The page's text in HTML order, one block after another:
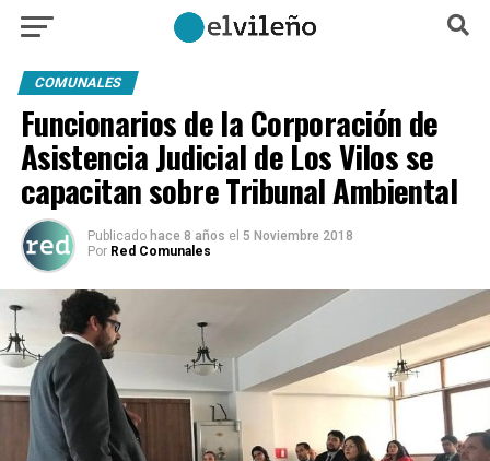
COMUNALES
Funcionarios de la Corporación de
Asistencia Judicial de Los Vilos se
capacitan sobre Tribunal Ambiental
Publicado hace 8 años el 5 Noviembre 2018
Por Red Comunales